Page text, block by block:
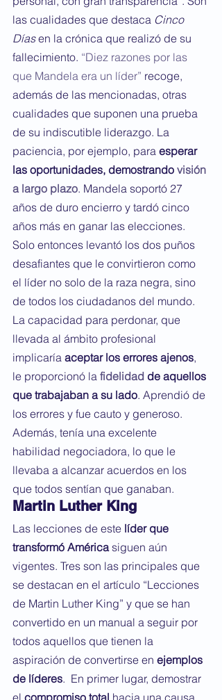
las cualidades que destaca Cinco
Días en la crónica que realizó de su
fallecimiento. “Diez razones por las
que Mandela era un líder” recoge,
además de las mencionadas, otras
cualidades que suponen una prueba
de su indiscutible liderazgo. La
paciencia, por ejemplo, para esperar
las oportunidades, demostrando visión
a largo plazo. Mandela soportó 27
años de duro encierro y tardó cinco
años más en ganar las elecciones.
Solo entonces levantó los dos puños
desafiantes que le convirtieron como
el líder no solo de la raza negra, sino
de todos los ciudadanos del mundo.
La capacidad para perdonar, que
llevada al ámbito profesional
implicaría aceptar los errores ajenos,
le proporcionó la fidelidad de aquellos
que trabajaban a su lado. Aprendió de
los errores y fue cauto y generoso.
Además, tenía una excelente
habilidad negociadora, lo que le
llevaba a alcanzar acuerdos en los
que todos sentían que ganaban.
Martin Luther King
Las lecciones de este líder que
transformó América siguen aún
vigentes. Tres son las principales que
se destacan en el artículo “Lecciones
de Martin Luther King” y que se han
convertido en un manual a seguir por
todos aquellos que tienen la
aspiración de convertirse en ejemplos
de líderes.  En primer lugar, demostrar